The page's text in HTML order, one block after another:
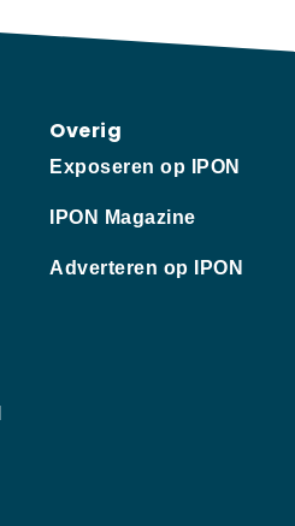
Overig
Exposeren op IPON
IPON Magazine
Adverteren op IPON